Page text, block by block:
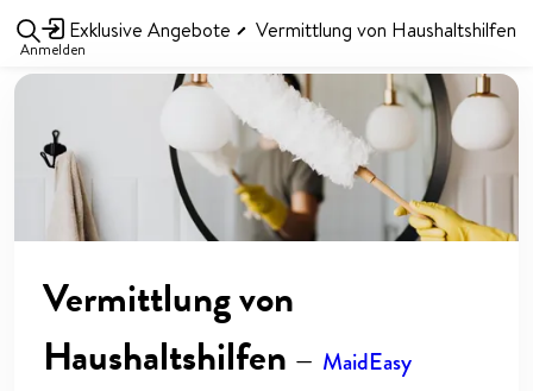
Anmelden
Exklusive Angebote Vermittlung von Haushaltshilfen
Vermittlung von
Haushaltshilfen — MaidEasy